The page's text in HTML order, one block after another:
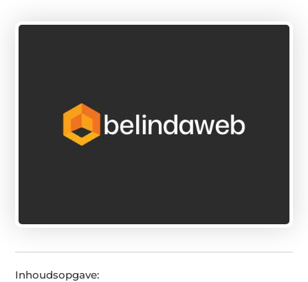
Inhoudsopgave: